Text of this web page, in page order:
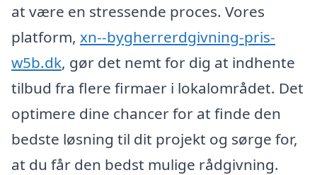
at være en stressende proces. Vores
platform, xn--bygherrerdgivning-pris-
w5b.dk, gør det nemt for dig at indhente
tilbud fra flere firmaer i lokalområdet. Det
optimere dine chancer for at finde den
bedste løsning til dit projekt og sørge for,
at du får den bedst mulige rådgivning.